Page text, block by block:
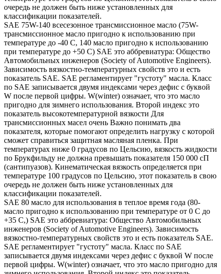
очередь не должен быть ниже установленных для
классификации показателей.
SAE 75W-140 всесезонное трансмиссионное масло (75W-
трансмиссионное масло пригодно к использованию при
температуре до -40 С, 140 масло пригодно к использованию
при температуре до +50 С) SAE это аббревиатура: Общество
Автомобильных инженеров (Society of Automotive Engineers).
Зависимость вязкостно-температурных свойств это и есть
показатель SAE. SAE регламентирует "густоту" масла. Класс
по SAE записывается двумя индексами через дефис с буквой
W после первой цифры. W(winter) означает, что это масло
пригодно для зимнего использования. Второй индекс это
показатель высокотемпературной вязкости Для
трансмиссионных масел очень Важно понимать два
показателя, которые помогают определить нагрузку с которой
сможет справиться защитная масляная пленка. При
температурах ниже 0 градусов по Цельсию, вязкость жидкости
по Брукфильду не должна превышать показателя 150 000 сП
(сантипуазов). Кинематическая вязкость определяется при
температуре 100 градусов по Цельсию, этот показатель в свою
очередь не должен быть ниже установленных для
классификации показателей.
SAE 80 масло для использования в теплое время года (80-
масло пригодно к использованию при температуре от 0 С до
+35 С,) SAE это аббревиатура: Общество Автомобильных
инженеров (Society of Automotive Engineers). Зависимость
вязкостно-температурных свойств это и есть показатель SAE.
SAE регламентирует "густоту" масла. Класс по SAE
записывается двумя индексами через дефис с буквой W после
первой цифры. W(winter) означает, что это масло пригодно для